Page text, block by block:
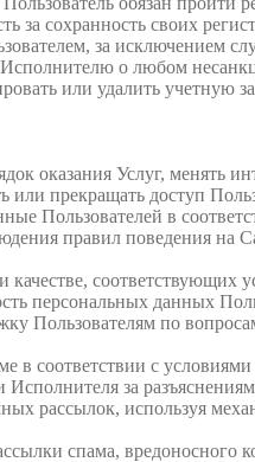
за сохранность своих
за исключением
Исполнителю о любом
или удалить учетную
оказания Услуг, менять
или прекращать доступ
Пользователей в
правил поведения на
качестве,
персональных данных
Пользователям по
в соответствии с
Исполнителя за
рассылок, используя
спама, вредоносного